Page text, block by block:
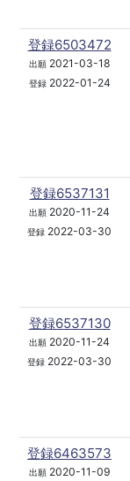
登録6503472
出願2021-03-18
登録2022-01-24
登録6537131
出願 2020-11-24
登録 2022-03-30
登録6537130
出願 2020-11-24
登録 2022-03-30
登録6463573
出願2020-11-09